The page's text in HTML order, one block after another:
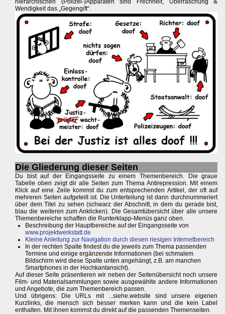
hierarchischen (Polizei-)Apparaten sind Frechheit, Überraschung &
Wendigkeit das „Gegengift“.
Die Gliederung dieser Seiten
Du bist auf der Eingangsseite zu einem Themenbereich. Die graue
Tabelle oben zeigt dir alle Seiten zum Thema Antirepression. Mit einem
Klick auf eine Zeile kommst du zum entsprechenden Artikel, der oft auf
mehreren Seiten aufgeteilt ist. Die Unterteilung ist dann durchnummeriert
über dem Titel zu sehen (schwarz der Abschnitt, in dem du gerade bist,
blau die weiteren zum Anklicken). Die Gesamtübersicht über alle unsere
Themenbereiche schaffen die Runterklapp-Menüs ganz oben.
Beschreibung der Hauptbereiche auf der Eingangsseite von
www.projektwerkstatt.de
Kleine Anleitung zur Navigation durch diesen riesigen Internetbereich
In der rechten Spalte findest du die jeweils zum Thema passenden
Termine und einige ergänzende Informationen (bei schmalem
Bildschirm wird diese Spalte unten angehängt, z.B. am manchen
Smartphones in der Hochkantansicht).
Auf dieser Seite präsentieren wir neben der Seitenübersicht noch unsere
Film- und Materialsammlungen sowie ausgewählte andere Informationen
und Angebote, die zum Themenbereich passen.
Und übrigens: Die URLs mit ...siehe.website sind unsere eigenen
Kurzlinks, die mensch sich besser merken kann und die kein Label
enthalten. Mit ihnen kommst du direkt auf die passenden Themenseiten.